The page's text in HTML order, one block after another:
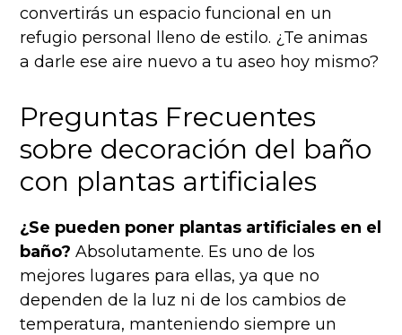
convertirás un espacio funcional en un
refugio personal lleno de estilo. ¿Te animas
a darle ese aire nuevo a tu aseo hoy mismo?
Preguntas Frecuentes
sobre decoración del baño
con plantas artificiales
¿Se pueden poner plantas artificiales en el
baño? Absolutamente. Es uno de los
mejores lugares para ellas, ya que no
dependen de la luz ni de los cambios de
temperatura, manteniendo siempre un